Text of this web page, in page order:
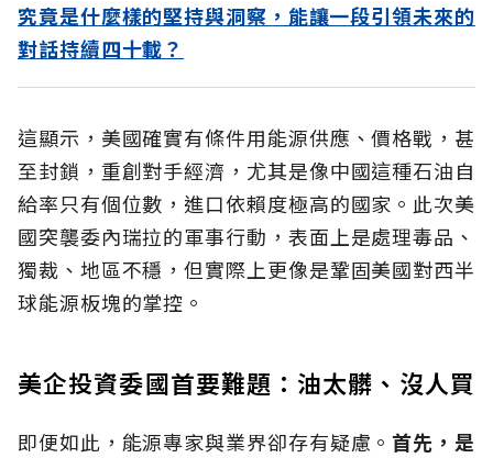
究竟是什麼樣的堅持與洞察，能讓一段引領未來的
對話持續四十載？
這顯示，美國確實有條件用能源供應、價格戰，甚
至封鎖，重創對手經濟，尤其是像中國這種石油自
給率只有個位數，進口依賴度極高的國家。此次美
國突襲委內瑞拉的軍事行動，表面上是處理毒品、
獨裁、地區不穩，但實際上更像是鞏固美國對西半
球能源板塊的掌控。
美企投資委國首要難題：油太髒、沒人買
即便如此，能源專家與業界卻存有疑慮。首先，是